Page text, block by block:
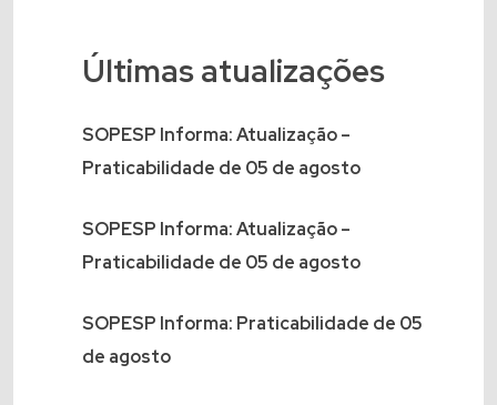
Últimas atualizações
SOPESP Informa: Atualização –
Praticabilidade de 05 de agosto
SOPESP Informa: Atualização –
Praticabilidade de 05 de agosto
SOPESP Informa: Praticabilidade de 05
de agosto